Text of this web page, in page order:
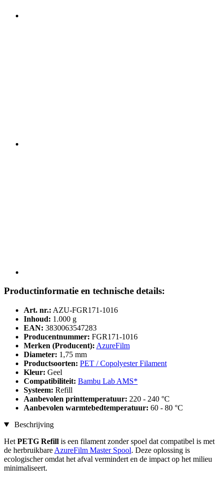
Productinformatie en technische details:
Art. nr.: AZU-FGR171-1016
Inhoud: 1.000 g
EAN: 3830063547283
Producentnummer: FGR171-1016
Merken (Producent): AzureFilm
Diameter: 1,75 mm
Productsoorten: PET / Copolyester Filament
Kleur: Geel
Compatibiliteit: Bambu Lab AMS*
Systeem: Refill
Aanbevolen printtemperatuur: 220 - 240 °C
Aanbevolen warmtebedtemperatuur: 60 - 80 °C
Beschrijving
Het PETG Refill is een filament zonder spoel dat compatibel is met
de herbruikbare AzureFilm Master Spool. Deze oplossing is
ecologischer omdat het afval vermindert en de impact op het milieu
minimaliseert.